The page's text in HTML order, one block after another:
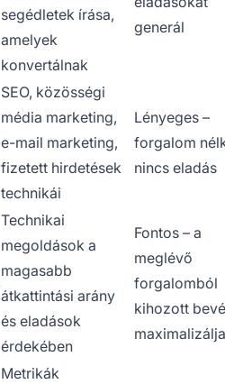
segédletek írása,
amelyek
konvertálnak
generál
SEO, közösségi
média marketing,
e-mail marketing,
fizetett hirdetések
technikái
Lényeges –
forgalom
nincs eladás
Technikai
megoldások a
magasabb
átkattintási arány
és eladások
érdekében
Fontos – a
meglévő
forgalomból
kihozott
maximalizálja
Metrikák